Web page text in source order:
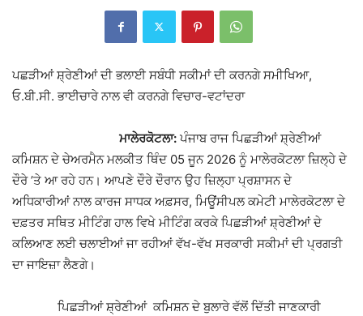
ਪਛੜੀਆਂ ਸ਼੍ਰੇਣੀਆਂ ਦੀ ਭਲਾਈ ਸਬੰਧੀ ਸਕੀਮਾਂ ਦੀ ਕਰਨਗੇ ਸਮੀਖਿਆ,
ਓ.ਬੀ.ਸੀ. ਭਾਈਚਾਰੇ ਨਾਲ ਵੀ ਕਰਨਗੇ ਵਿਚਾਰ-ਵਟਾਂਦਰਾ
ਮਾਲੇਰਕੋਟਲਾ: ਪੰਜਾਬ ਰਾਜ ਪਿਛੜੀਆਂ ਸ਼੍ਰੇਣੀਆਂ
ਕਮਿਸ਼ਨ ਦੇ ਚੇਅਰਮੈਨ ਮਲਕੀਤ ਥਿੰਦ 05 ਜੂਨ 2026 ਨੂੰ ਮਾਲੇਰਕੋਟਲਾ ਜ਼ਿਲ੍ਹੇ ਦੇ
ਦੌਰੇ ’ਤੇ ਆ ਰਹੇ ਹਨ। ਆਪਣੇ ਦੌਰੇ ਦੌਰਾਨ ਉਹ ਜ਼ਿਲ੍ਹਾ ਪ੍ਰਸ਼ਾਸਨ ਦੇ
ਅਧਿਕਾਰੀਆਂ ਨਾਲ ਕਾਰਜ ਸਾਧਕ ਅਫ਼ਸਰ, ਮਿਊਂਸੀਪਲ ਕਮੇਟੀ ਮਾਲੇਰਕੋਟਲਾ ਦੇ
ਦਫ਼ਤਰ ਸਥਿਤ ਮੀਟਿੰਗ ਹਾਲ ਵਿਖੇ ਮੀਟਿੰਗ ਕਰਕੇ ਪਿਛੜੀਆਂ ਸ਼੍ਰੇਣੀਆਂ ਦੇ
ਕਲਿਆਣ ਲਈ ਚਲਾਈਆਂ ਜਾ ਰਹੀਆਂ ਵੱਖ-ਵੱਖ ਸਰਕਾਰੀ ਸਕੀਮਾਂ ਦੀ ਪ੍ਰਗਤੀ
ਦਾ ਜਾਇਜ਼ਾ ਲੈਣਗੇ।
ਪਿਛੜੀਆਂ ਸ਼੍ਰੇਣੀਆਂ ਕਮਿਸ਼ਨ ਦੇ ਬੁਲਾਰੇ ਵੱਲੋਂ ਦਿੱਤੀ ਜਾਣਕਾਰੀ